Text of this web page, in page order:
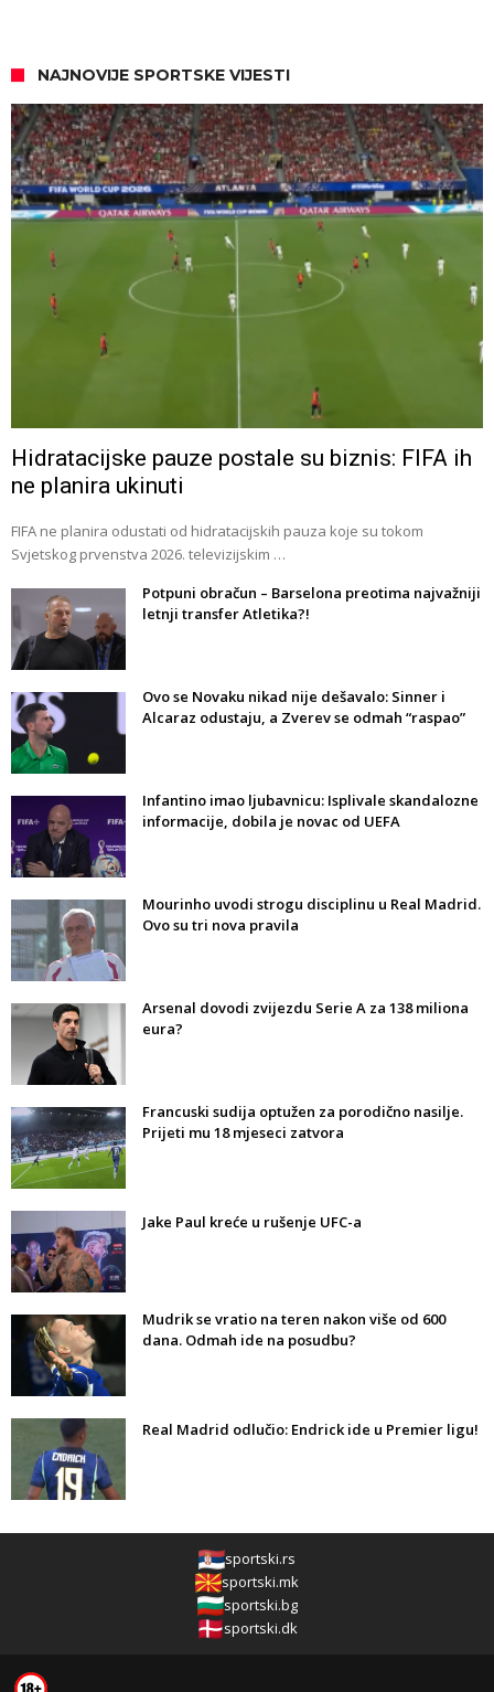
NAJNOVIJE SPORTSKE VIJESTI
Hidratacijske pauze postale su biznis: FIFA ih
ne planira ukinuti
FIFA ne planira odustati od hidratacijskih pauza koje su tokom
Svjetskog prvenstva 2026. televizijskim …
Potpuni obračun – Barselona preotima najvažniji
letnji transfer Atletika?!
Ovo se Novaku nikad nije dešavalo: Sinner i
Alcaraz odustaju, a Zverev se odmah “raspao”
Infantino imao ljubavnicu: Isplivale skandalozne
informacije, dobila je novac od UEFA
Mourinho uvodi strogu disciplinu u Real Madrid.
Ovo su tri nova pravila
Arsenal dovodi zvijezdu Serie A za 138 miliona
eura?
Francuski sudija optužen za porodično nasilje.
Prijeti mu 18 mjeseci zatvora
Jake Paul kreće u rušenje UFC-a
Mudrik se vratio na teren nakon više od 600
dana. Odmah ide na posudbu?
Real Madrid odlučio: Endrick ide u Premier ligu!
sportski.rs
sportski.mk
sportski.bg
sportski.dk